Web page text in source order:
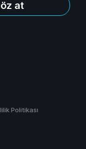
at
Politikası